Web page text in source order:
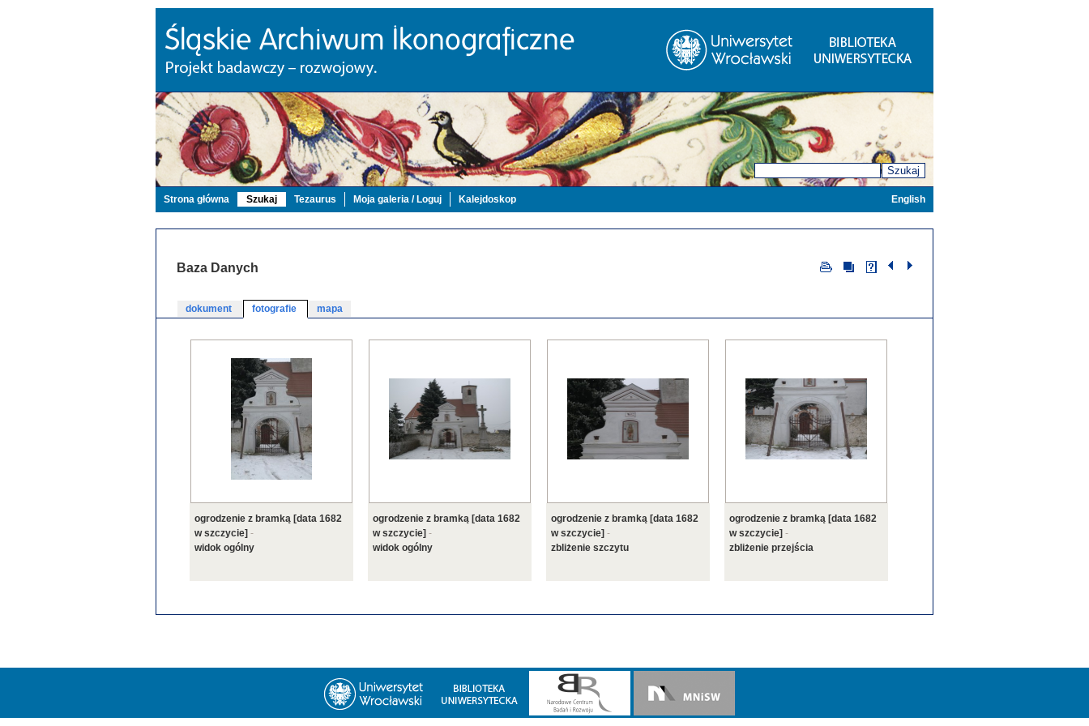
Szukaj
Strona główna Szukaj Tezaurus Moja galeria / Loguj Kalejdoskop English
Baza Danych
dokument fotografie mapa
ogrodzenie z bramką [data 1682
w szczycie] -
widok ogólny
ogrodzenie z bramką [data 1682
w szczycie] -
widok ogólny
ogrodzenie z bramką [data 1682
w szczycie] -
zbliżenie szczytu
ogrodzenie z bramką [data 1682
w szczycie] -
zbliżenie przejścia